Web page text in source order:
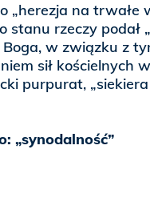
„herezja na trwałe
stanu rzeczy
w związku z
sił kościelnych
purpurat,
„synodalność”